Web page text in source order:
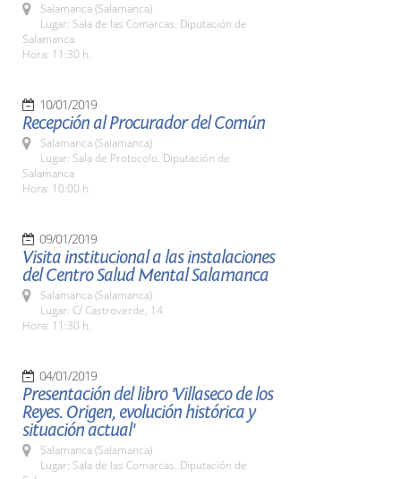
Salamanca (Salamanca)
Lugar: Sala de las Comarcas. Diputación de
Salamanca
Hora: 11:30 h.
10/01/2019
Recepción al Procurador del Común
Salamanca (Salamanca)
Lugar: Sala de Protocolo. Diputación de
Salamanca
Hora: 10:00 h.
09/01/2019
Visita institucional a las instalaciones
del Centro Salud Mental Salamanca
Salamanca (Salamanca)
Lugar: C/ Castroverde, 14
Hora: 11:30 h.
04/01/2019
Presentación del libro 'Villaseco de los
Reyes. Origen, evolución histórica y
situación actual'
Salamanca (Salamanca)
Lugar: Sala de las Comarcas. Diputación de